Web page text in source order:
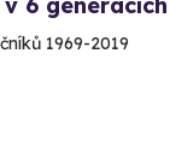
1969-2019